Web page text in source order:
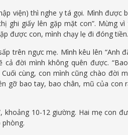
viện) thì nghe y tá gọi. Mình được
ghi giấy lên gặp mặt con”. Mừng
được con, mình chạy lẹ đi đóng tiền.
trên ngực mẹ. Mình kêu lên “Anh
đời mình không quên được.
cùng, con mình cũng chào đời
gỡ bao tay, bao chân, mũ của con
khoảng 10-12 giường. Hai mẹ con